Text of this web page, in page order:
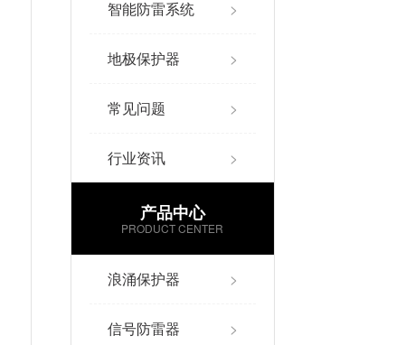
智能防雷系统 >
地极保护器 >
常见问题 >
行业资讯 >
产品中心
PRODUCT CENTER
浪涌保护器 >
信号防雷器 >